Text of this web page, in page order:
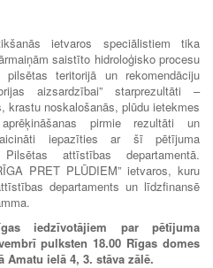
ietvaros speciālistiem tika
saistīto hidroloģisko procesu
teritorijā un rekomendāciju
aizsardzībai” starprezultāti –
krastu noskalošanās, plūdu ietekmes
pirmie rezultāti un
iepazīties ar šī pētījuma
attīstības departamentā.
PRET PLŪDIEM” ietvaros, kuru
departaments un līdzfinansē
iedzīvotājiem par pētījuma
pulksten 18.00 Rīgas domes
Amatu ielā 4, 3. stāva zālē.